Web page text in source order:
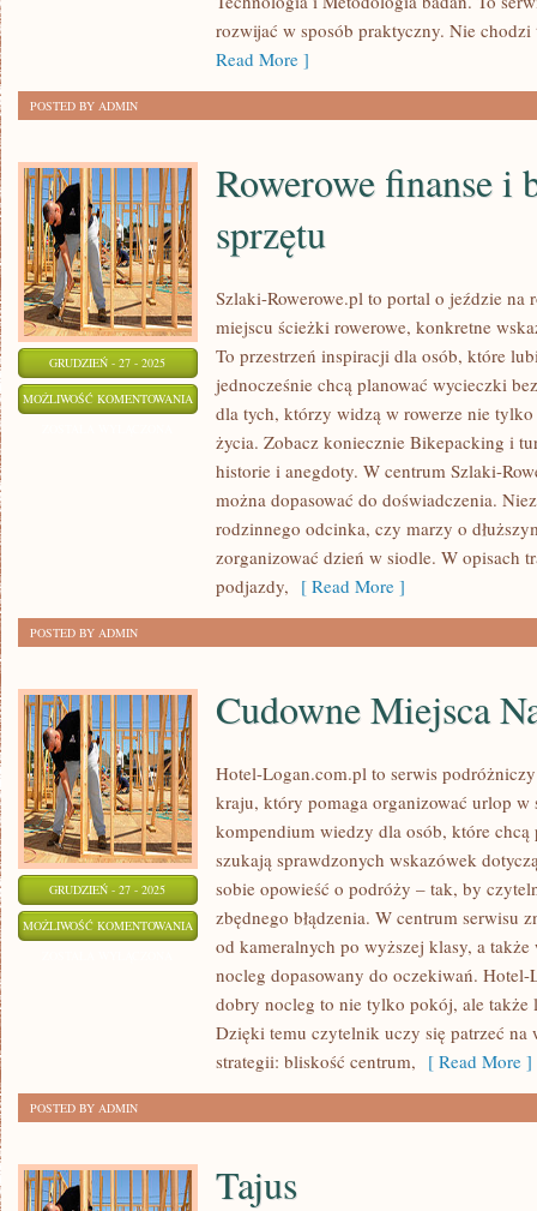
rozwijać w sposób praktyczny. Nie
Read More ]
POSTED BY ADMIN
GRUDZIEŃ - 27 - 2025
MOŻLIWOŚĆ KOMENTOWANIA ROWEROWE
Rowerowe finanse i
sprzętu
Szlaki-Rowerowe.pl to portal o jeździe na
miejscu ścieżki rowerowe, konkretne
To przestrzeń inspiracji dla osób, które
jednocześnie chcą planować wycieczki
dla tych, którzy widzą w rowerze nie
życia. Zobacz koniecznie Bikepacking i
historie i anegdoty. W centrum Szlaki-
można dopasować do doświadczenia.
rodzinnego odcinka, czy marzy o
zorganizować dzień w siodle. W opisach
podjazdy, [ Read More ]
POSTED BY ADMIN
GRUDZIEŃ - 27 - 2025
MOŻLIWOŚĆ KOMENTOWANIA CUDOWNE
MIEJSCA
NATURY
Cudowne Miejsca
Hotel-Logan.com.pl to serwis
kraju, który pomaga organizować urlop w
kompendium wiedzy dla osób, które chcą
szukają sprawdzonych wskazówek
sobie opowieść o podróży – tak, by
zbędnego błądzenia. W centrum serwisu
od kameralnych po wyższej klasy, a
nocleg dopasowany do oczekiwań.
dobry nocleg to nie tylko pokój, ale także
Dzięki temu czytelnik uczy się patrzeć na
strategii: bliskość centrum, [ Read More ]
POSTED BY ADMIN
Tajus